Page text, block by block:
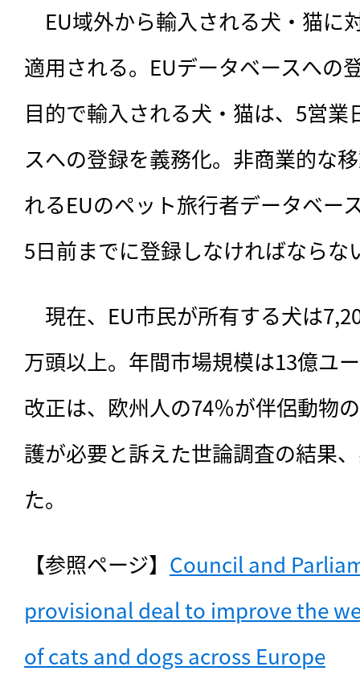
EU域外から輸入される犬・猫に
適用される。EUデータベースへの
目的で輸入される犬・猫は、5営
スへの登録を義務化。非商業的な
れるEUのペット旅行者データベー
5日前までに登録しなければならな
現在、EU市民が所有する犬は
万頭以上。年間市場規模は13億ユ
改正は、欧州人の74％が伴侶動物
護が必要と訴えた世論調査の結果
た。
【参照ページ】 Council and
provisional deal to improve the
of cats and dogs across Europe